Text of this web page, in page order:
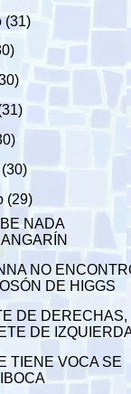
(31)
(30)
(29)
NADA
NO
DE HIGGS
DE DERECHAS,
DE
TIENE VOCA SE